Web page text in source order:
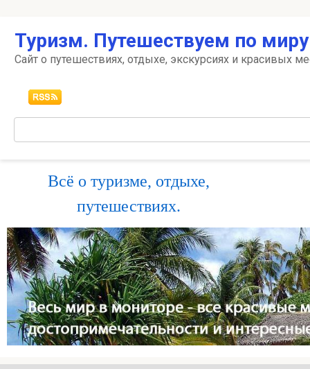
контенту
Туризм. Путешествуем по
Сайт о путешествиях, отдыхе, экскурсиях и красивых
Всё о туризме, отдыхе,
путешествиях.